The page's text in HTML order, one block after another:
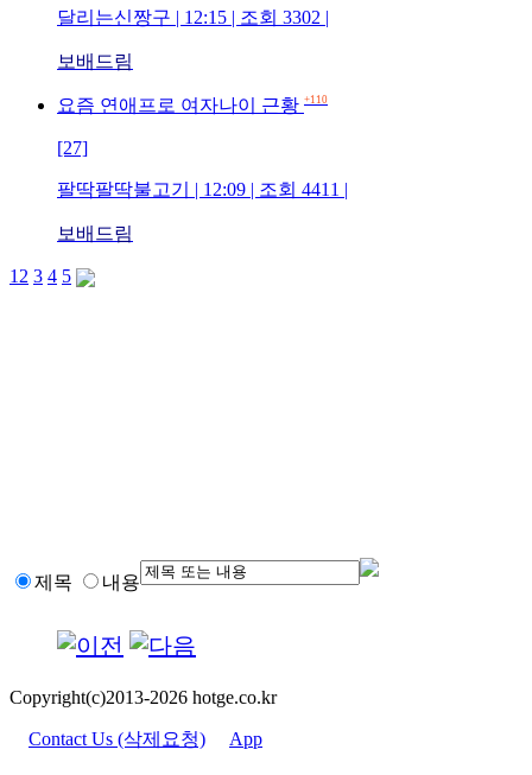
달리는신짱구 | 12:15 | 조회 3302 |
보배드림
요즘 연애프로 여자나이 근황 +110
[27]
팔딱팔딱불고기 | 12:09 | 조회 4411 |
보배드림
1 2 3 4 5
제목 내용
Copyright(c)2013-2026 hotge.co.kr
Contact Us (삭제요청) App